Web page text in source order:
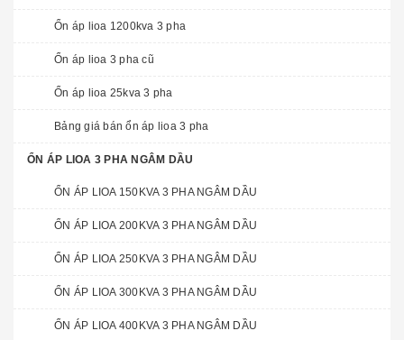
Ổn áp lioa 1200kva 3 pha
Ổn áp lioa 3 pha cũ
Ổn áp lioa 25kva 3 pha
Bảng giá bán ổn áp lioa 3 pha
ỔN ÁP LIOA 3 PHA NGÂM DẦU
ỔN ÁP LIOA 150KVA 3 PHA NGÂM DẦU
ỔN ÁP LIOA 200KVA 3 PHA NGÂM DẦU
ỔN ÁP LIOA 250KVA 3 PHA NGÂM DẦU
ỔN ÁP LIOA 300KVA 3 PHA NGÂM DẦU
ỔN ÁP LIOA 400KVA 3 PHA NGÂM DẦU